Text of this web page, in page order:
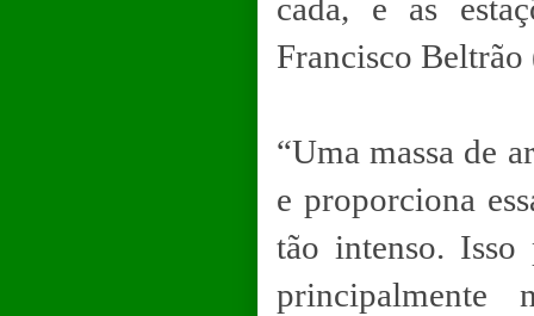
cada, e as
Francisco Beltrão
“Uma massa de
e proporciona
tão intenso. Isso
principalmente